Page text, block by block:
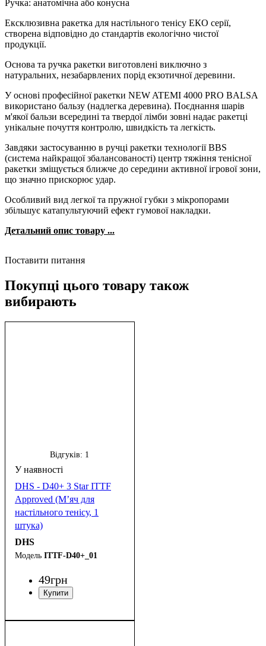
Ручка: анатомічна або конусна
Ексклюзивна ракетка для настільного тенісу ЕКО серії,
створена відповідно до стандартів екологічно чистої
продукції.
Основа та ручка ракетки виготовлені виключно з
натуральних, незабарвлених порід екзотичної деревини.
У основі професійної ракетки NEW ATEMI 4000 PRO BALSA
використано бальзу (надлегка деревина). Поєднання шарів
м'якої бальзи всередині та твердої лімби зовні надає ракетці
унікальне почуття контролю, швидкість та легкість.
Завдяки застосуванню в ручці ракетки технології BBS
(система найкращої збалансованості) центр тяжіння тенісної
ракетки зміщується ближче до середини активної ігрової зони,
що значно прискорює удар.
Особливий вид легкої та пружної губки з мікропорами
збільшує катапультуючий ефект гумової накладки.
Детальний опис товару ...
Поставити питання
Покупці цього товару також
вибирають
Відгуків: 1
DHS - D40+ 3 Star ITTF
Approved (М’яч для
настільного тенісу, 1
штука)
DHS
ITTF-D40+_01
49грн